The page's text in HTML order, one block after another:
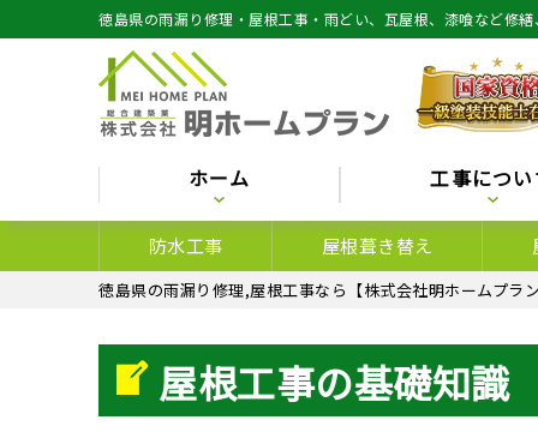
徳島県の雨漏り修理・屋根工事・雨どい、瓦屋根、漆喰など修
ホーム 工事につ
防水工事 屋根葺き替え
徳島県の雨漏り修理,屋根工事なら【株式会社明ホームプラ
屋根工事の基礎知識